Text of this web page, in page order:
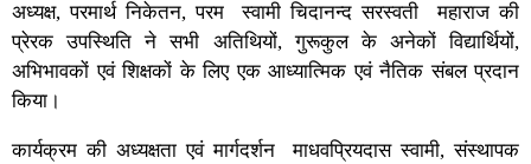
अध्यक्ष, परमार्थ निकेतन, परम स्वामी चिदानन्द सरस्वती महाराज की
प्रेरक उपस्थिति ने सभी अतिथियों, गुरूकुल के अनेकों विद्यार्थियों,
अभिभावकों एवं शिक्षकों के लिए एक आध्यात्मिक एवं नैतिक संबल प्रदान
किया।
कार्यक्रम की अध्यक्षता एवं मार्गदर्शन माधवप्रियदास स्वामी, संस्थापक